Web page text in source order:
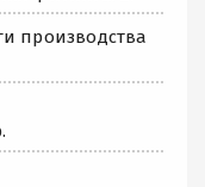
производства